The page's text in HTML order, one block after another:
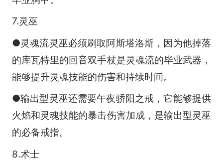
7.灵巫
●灵魂流灵巫必须刷取阿斯塔洛斯，因为他掉落
的库瓦特里的回音双手杖是灵魂流的毕业武器，
能够提升灵魂技能的伤害和持续时间。
●输出型灵巫还需要午夜骄阳之戒，它能够提供
火焰和灵魂技能的暴击伤害加成，是输出型灵巫
的必备戒指。
8.术士